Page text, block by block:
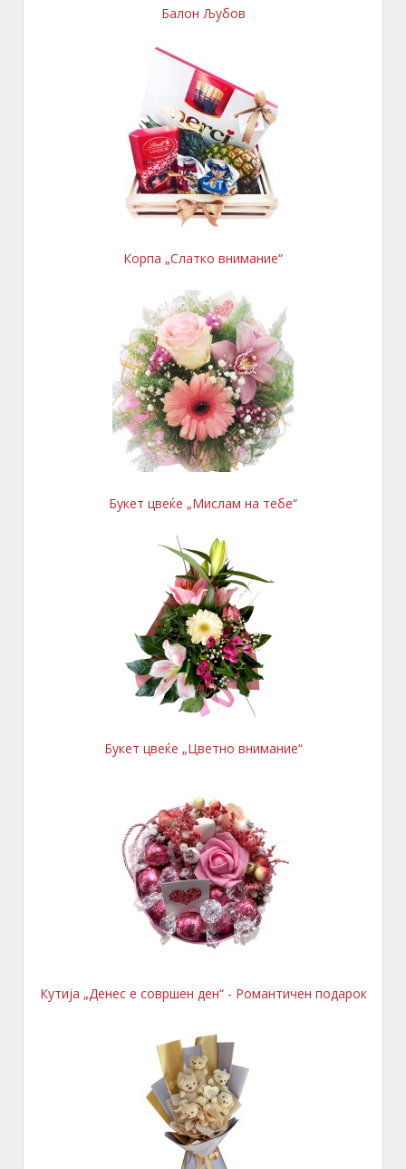
Балон Љубов
Корпа „Слатко внимание“
Букет цвеќе „Мислам на тебе“
Букет цвеќе „Цветно внимание“
Кутија „Денес е совршен ден“ - Романтичен подарок